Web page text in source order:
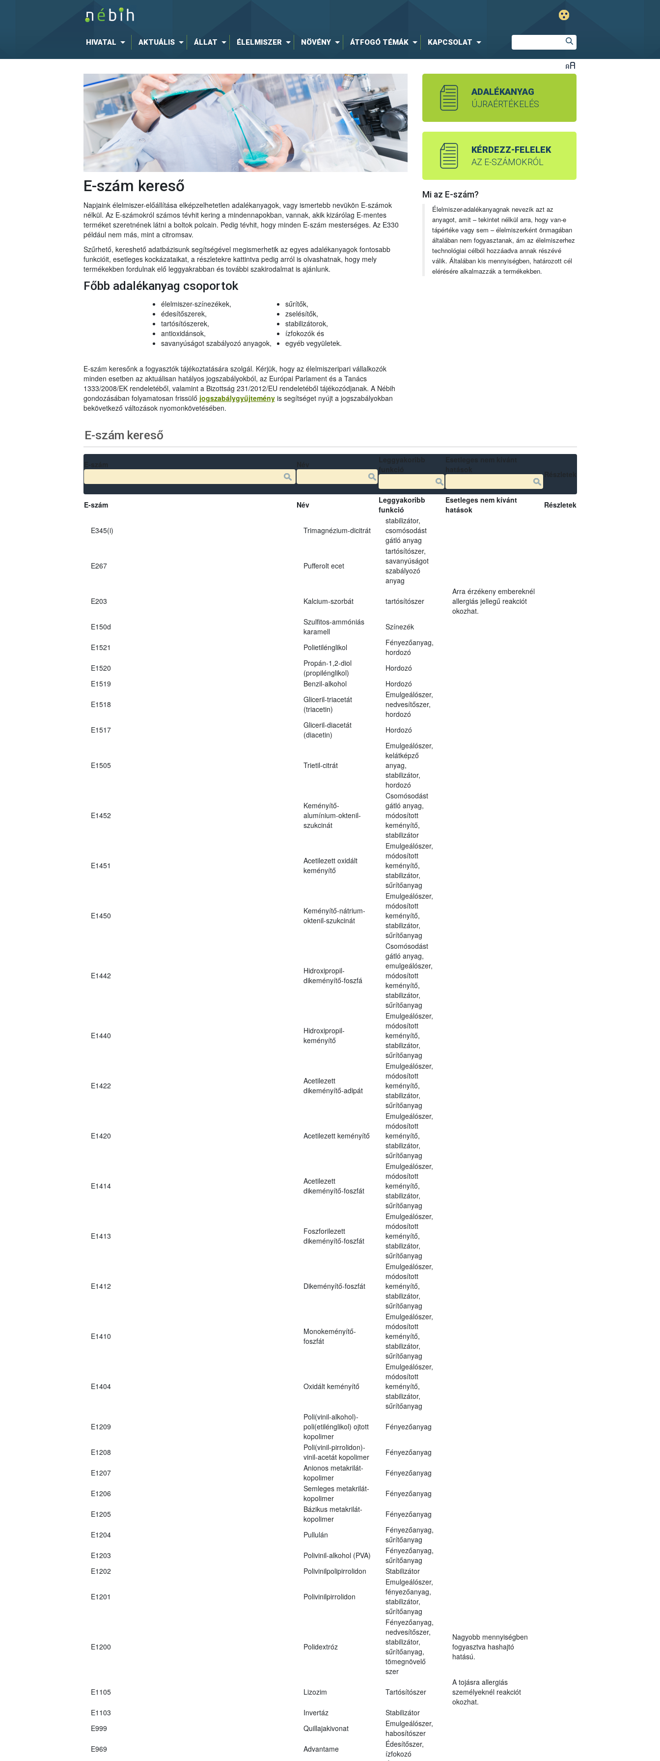
HIVATAL AKTUÁLIS ÁLLAT ÉLELMISZER NÖVÉNY ÁTFOGÓ TÉMÁK KAPCSOLAT
E-szám kereső
Napjaink élelmiszer-előállítása elképzelhetetlen adalékanyagok, vagy ismertebb nevükön E-számok
nélkül. Az E-számokról számos tévhit kering a mindennapokban, vannak, akik kizárólag E-mentes
terméket szeretnének látni a boltok polcain. Pedig tévhit, hogy minden E-szám mesterséges. Az E330
például nem más, mint a citromsav.
Szűrhető, kereshető adatbázisunk segítségével megismerhetik az egyes adalékanyagok fontosabb
funkcióit, esetleges kockázataikat, a részletekre kattintva pedig arról is olvashatnak, hogy mely
termékekben fordulnak elő leggyakrabban és további szakirodalmat is ajánlunk.
Főbb adalékanyag csoportok
élelmiszer-színezékek,
édesítőszerek,
tartósítószerek,
antioxidánsok,
savanyúságot szabályozó anyagok,
sűrítők,
zselésítők,
stabilizátorok,
ízfokozók és
egyéb vegyületek.
E-szám keresőnk a fogyasztók tájékoztatására szolgál. Kérjük, hogy az élelmiszeripari vállalkozók
minden esetben az aktuálisan hatályos jogszabályokból, az Európai Parlament és a Tanács
1333/2008/EK rendeletéből, valamint a Bizottság 231/2012/EU rendeletéből tájékozódjanak. A Nébih
gondozásában folyamatosan frissülő jogszabálygyűjteményis segítséget nyújt a jogszabályokban
bekövetkező változások nyomonkövetésében.
ADALÉKANYAG
ÚJRAÉRTÉKELÉS
KÉRDEZZ-FELELEK
AZ E-SZÁMOKRÓL
Mi az E-szám?
Élelmiszer-adalékanyagnak nevezik azt az
anyagot, amit – tekintet nélkül arra, hogy van-e
tápértéke vagy sem – élelmiszerként önmagában
általában nem fogyasztanak, ám az élelmiszerhez
technológiai célból hozzáadva annak részévé
válik. Általában kis mennyiségben, határozott cél
elérésére alkalmazzák a termékekben.
E-szám kereső
E-szám Név
Leggyakoribb
funkció
Esetleges nem kívánt
hatások
Részletek
E345(i) Trimagnézium-dicitrát
stabilizátor,
csomósodást
gátló anyag
E267 Pufferolt ecet
tartósítószer,
savanyúságot
szabályozó
anyag
E203 Kalcium-szorbát tartósítószer
Arra érzékeny embereknél
allergiás jellegű reakciót
okozhat.
E150d
Szulfitos-ammóniás
karamell
Színezék
E1521 Polietilénglikol
Fényezőanyag,
hordozó
E1520
Propán-1,2-diol
(propilénglikol)
Hordozó
E1519
Benzil-alkohol Hordozó
E1518
Gliceril-triacetát
(triacetin)
Emulgeálószer,
nedvesítőszer,
hordozó
E1517
Gliceril-diacetát
(diacetin)
Hordozó
E1505 Trietil-citrát
Emulgeálószer,
kelátképző
anyag,
stabilizátor,
hordozó
E1452
Keményítő-
alumínium-oktenil-
szukcinát
Csomósodást
gátló anyag,
módosított
keményítő,
stabilizátor
E1451
Acetilezett oxidált
keményítő
Emulgeálószer,
módosított
keményítő,
stabilizátor,
sűrítőanyag
E1450
Keményítő-nátrium-
oktenil-szukcinát
Emulgeálószer,
módosított
keményítő,
stabilizátor,
sűrítőanyag
E1442
Hidroxipropil-
dikeményítő-foszfá
Csomósodást
gátló anyag,
emulgeálószer,
módosított
keményítő,
stabilizátor,
sűrítőanyag
E1440
Hidroxipropil-
keményítő
Emulgeálószer,
módosított
keményítő,
stabilizátor,
sűrítőanyag
E1422
Acetilezett
dikeményítő-adipát
Emulgeálószer,
módosított
keményítő,
stabilizátor,
sűrítőanyag
E1420 Acetilezett keményítő
Emulgeálószer,
módosított
keményítő,
stabilizátor,
sűrítőanyag
E1414
Acetilezett
dikeményítő-foszfát
Emulgeálószer,
módosított
keményítő,
stabilizátor,
sűrítőanyag
E1413
Foszforilezett
dikeményítő-foszfát
Emulgeálószer,
módosított
keményítő,
stabilizátor,
sűrítőanyag
E1412 Dikeményítő-foszfát
Emulgeálószer,
módosított
keményítő,
stabilizátor,
sűrítőanyag
E1410
Monokeményítő-
foszfát
Emulgeálószer,
módosított
keményítő,
stabilizátor,
sűrítőanyag
E1404 Oxidált keményítő
Emulgeálószer,
módosított
keményítő,
stabilizátor,
sűrítőanyag
E1209
Poli(vinil-alkohol)-
poli(etilénglikol) ojtott
kopolimer
Fényezőanyag
E1208
Poli(vinil-pirrolidon)-
vinil-acetát kopolimer
Fényezőanyag
E1207
Anionos metakrilát-
kopolimer
Fényezőanyag
E1206
Semleges metakrilát-
kopolimer
Fényezőanyag
E1205
Bázikus metakrilát-
kopolimer
Fényezőanyag
E1204 Pullulán
Fényezőanyag,
sűrítőanyag
E1203
Polivinil-alkohol (PVA)
Fényezőanyag,
sűrítőanyag
E1202
Polivinilpolipirrolidon Stabilizátor
E1201 Polivinilpirrolidon
Emulgeálószer,
fényezőanyag,
stabilizátor,
sűrítőanyag
E1200 Polidextróz
Fényezőanyag,
nedvesítőszer,
stabilizátor,
sűrítőanyag,
tömegnövelő
szer
Nagyobb mennyiségben
fogyasztva hashajtó
hatású.
E1105 Lizozim Tartósítószer
A tojásra allergiás
személyeknél reakciót
okozhat.
E1103
Invertáz
Stabilizátor
E999
Quillajakivonat
Emulgeálószer,
habosítószer
E969
Advantame
Édesítőszer,
ízfokozó